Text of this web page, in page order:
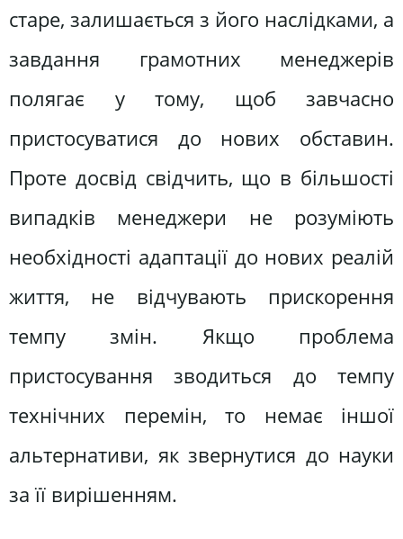
старе, залишається з його наслідками, а
завдання грамотних менеджерів
полягає у тому, щоб завчасно
пристосуватися до нових обставин.
Проте досвід свідчить, що в більшості
випадків менеджери не розуміють
необхідності адаптації до нових реалій
життя, не відчувають прискорення
темпу змін. Якщо проблема
пристосування зводиться до темпу
технічних перемін, то немає іншої
альтернативи, як звернутися до науки
за її вирішенням.